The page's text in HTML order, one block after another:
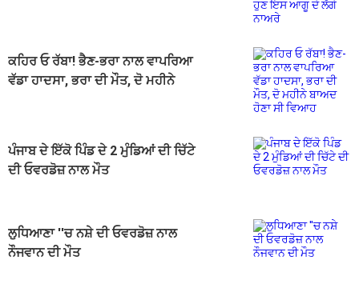
ਕਹਿਰ ਓ ਰੱਬਾ! ਭੈਣ-ਭਰਾ ਨਾਲ ਵਾਪਰਿਆ
ਵੱਡਾ ਹਾਦਸਾ, ਭਰਾ ਦੀ ਮੌਤ, ਦੋ ਮਹੀਨੇ
ਪੰਜਾਬ ਦੇ ਇੱਕੋ ਪਿੰਡ ਦੇ 2 ਮੁੰਡਿਆਂ ਦੀ ਚਿੱਟੇ
ਦੀ ਓਵਰਡੋਜ਼ ਨਾਲ ਮੌਤ
ਲੁਧਿਆਣਾ ''ਚ ਨਸ਼ੇ ਦੀ ਓਵਰਡੋਜ਼ ਨਾਲ
ਨੌਜਵਾਨ ਦੀ ਮੌਤ